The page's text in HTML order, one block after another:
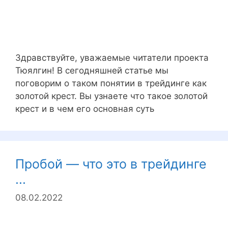
Здравствуйте, уважаемые читатели проекта
Тюялгин! В сегодняшней статье мы
поговорим о таком понятии в трейдинге как
золотой крест. Вы узнаете что такое золотой
крест и в чем его основная суть
Пробой — что это в трейдинге
...
08.02.2022